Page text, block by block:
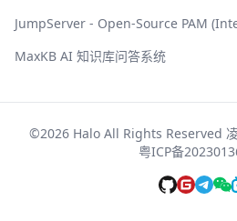
JumpServer - Open-Source PAM
MaxKB AI 知识库问答系统
©2026 Halo All Rights Reserved
粤ICP备